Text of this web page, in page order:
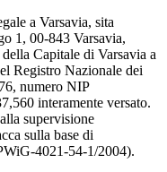
a Varsavia, sita
1, 00-843 Varsavia,
Capitale di Varsavia a
Registro Nazionale dei
numero NIP
interamente versato.
supervisione
sulla base di
4021-54-1/2004).